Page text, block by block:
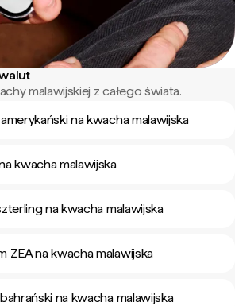
malawijskiej z całego świata.
na kwacha malawijska
kwacha malawijska
na kwacha malawijska
ZEA na kwacha malawijska
na kwacha malawijska